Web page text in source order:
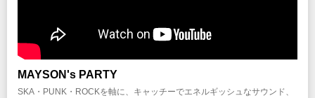
MAYSON's PARTY
SKA・PUNK・ROCKを軸に、キャッチーでエネルギッシュなサウンド、